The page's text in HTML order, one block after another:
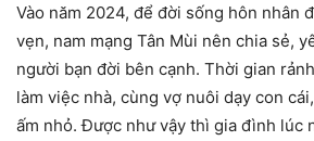
Vào năm 2024, để đời sống hôn nhân
vẹn, nam mạng Tân Mùi nên chia sẻ,
người bạn đời bên cạnh. Thời gian
làm việc nhà, cùng vợ nuôi dạy con
ấm nhỏ. Được như vậy thì gia đình lúc